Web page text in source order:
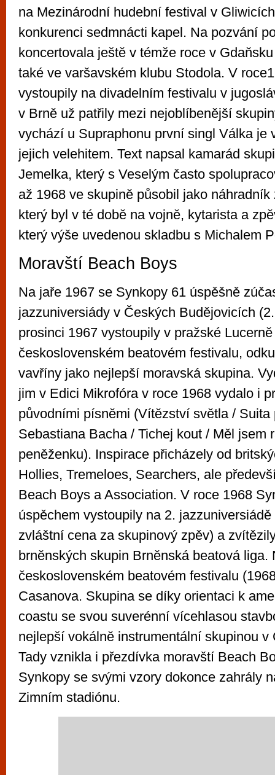
na Mezinárodní hudební festival v
konkurenci sedmnácti kapel. Na pozvání
koncertovala ještě v témže roce v
také ve varšavském klubu Stodola. V
vystoupily na divadelním festivalu v
v Brně už patřily mezi nejoblíbenější
vychází u Supraphonu první singl Válka je
jejich velehitem. Text napsal kamarád
Jemelka, který s Veselým často
až 1968 ve skupině působil jako náhradník
který byl v té době na vojně, kytarista a
který výše uvedenou skladbu s Michalem
Moravští Beach Boys
Na jaře 1967 se Synkopy 61 úspěšně
jazzuniversiády v Českých Budějovicích
prosinci 1967 vystoupily v pražské
československém beatovém festivalu,
vavříny jako nejlepší moravská skupina.
jim v Edici Mikrofóra v roce 1968 vydalo i
původními písněmi (Vítězství světla / Suita
Sebastiana Bacha / Tichej kout / Měl jsem
peněženku). Inspirace přicházely od
Hollies, Tremeloes, Searchers, ale
Beach Boys a Association. V roce 1968
úspěchem vystoupily na 2.
zvláštní cena za skupinový zpěv) a
brněnských skupin Brněnská beatová liga.
československém beatovém festivalu
Casanova. Skupina se díky orientaci k
coastu se svou suverénní vícehlasou
nejlepší vokálně instrumentální skupinou v
Tady vznikla i přezdívka moravští Beach
Synkopy se svými vzory dokonce zahrály
Zimním stadiónu.